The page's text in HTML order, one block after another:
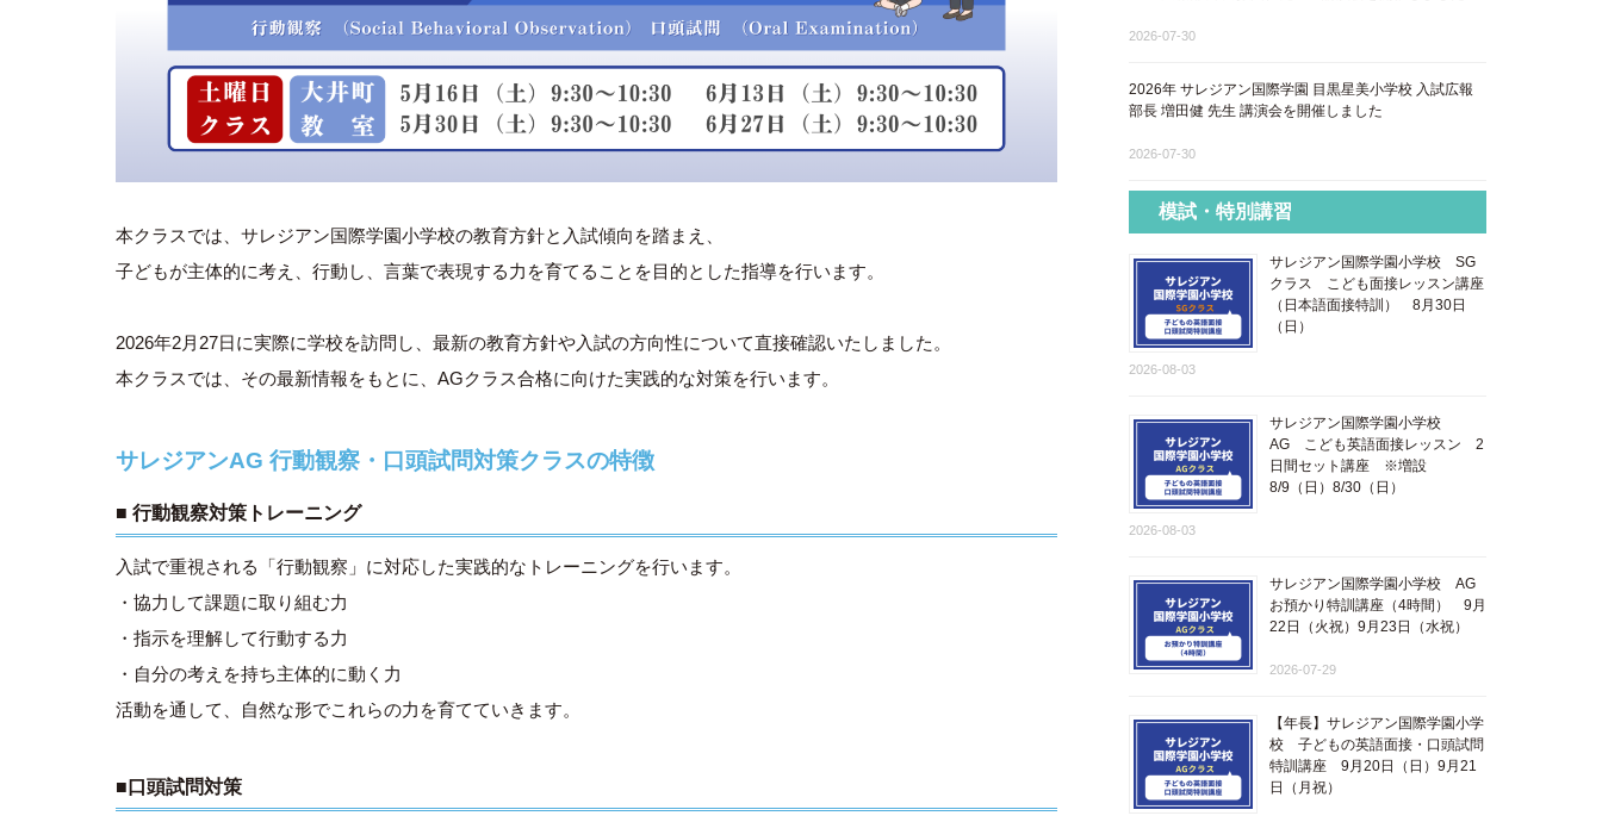
本クラスでは、サレジアン国際学園小学校の教育方針と入試傾向を踏まえ、
子どもが主体的に考え、行動し、言葉で表現する力を育てることを目的とした指導を行います。
2026年2月27日に実際に学校を訪問し、最新の教育方針や入試の方向性について直接確認いたしました。
本クラスでは、その最新情報をもとに、AGクラス合格に向けた実践的な対策を行います。
サレジアンAG 行動観察・口頭試問対策クラスの特徴
■ 行動観察対策トレーニング
入試で重視される「行動観察」に対応した実践的なトレーニングを行います。
・協力して課題に取り組む力
・指示を理解して行動する力
・自分の考えを持ち主体的に動く力
活動を通して、自然な形でこれらの力を育てていきます。
■口頭試問対策
2026-07-30
2026年 サレジアン国際学園 目黒星美小学校 入試広報
部長 増田健 先生 講演会を開催しました
2026-07-30
模試・特別講習
サレジアン国際学園小学校 SG
クラス こども面接レッスン講座
​（日本語面接特訓​） 8月30日
（日）
2026-08-03
サレジアン国際学園小学校
AG こども英語面接レッスン 2
日間セット講座 ※増設
8/9（日）8/30（日）
2026-08-03
サレジアン国際学園小学校 AG
お預かり特訓講座（4時間） 9月
22日（火祝）9月23日（水祝）
2026-07-29
【年長】サレジアン国際学園小学
校 子どもの英語面接・口頭試問
特訓講座 9月20日（日）9月21
日（月祝）